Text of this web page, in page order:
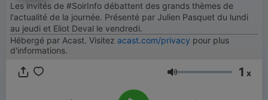
Les invités de #SoirInfo débattent des grands thèmes de
l'actualité de la journée. Présenté par Julien Pasquet du lundi
au jeudi et Eliot Deval le vendredi.
Hébergé par Acast. Visitez acast.com/privacy pour plus
d'informations.
Volume 1 x